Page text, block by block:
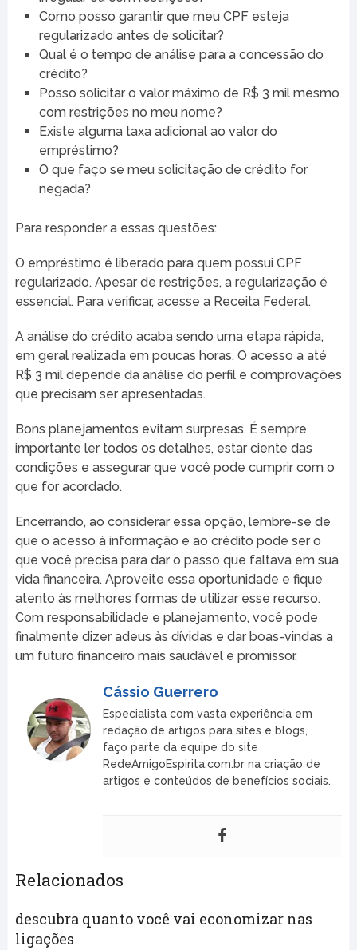
Como posso garantir que meu CPF esteja
regularizado antes de solicitar?
Qual é o tempo de análise para a concessão do
crédito?
Posso solicitar o valor máximo de R$ 3 mil mesmo
com restrições no meu nome?
Existe alguma taxa adicional ao valor do
empréstimo?
O que faço se meu solicitação de crédito for
negada?
Para responder a essas questões:
O empréstimo é liberado para quem possui CPF
regularizado. Apesar de restrições, a regularização é
essencial. Para verificar, acesse a Receita Federal.
A análise do crédito acaba sendo uma etapa rápida,
em geral realizada em poucas horas. O acesso a até
R$ 3 mil depende da análise do perfil e comprovações
que precisam ser apresentadas.
Bons planejamentos evitam surpresas. É sempre
importante ler todos os detalhes, estar ciente das
condições e assegurar que você pode cumprir com o
que for acordado.
Encerrando, ao considerar essa opção, lembre-se de
que o acesso à informação e ao crédito pode ser o
que você precisa para dar o passo que faltava em sua
vida financeira. Aproveite essa oportunidade e fique
atento às melhores formas de utilizar esse recurso.
Com responsabilidade e planejamento, você pode
finalmente dizer adeus às dívidas e dar boas-vindas a
um futuro financeiro mais saudável e promissor.
Cássio Guerrero
Especialista com vasta experiência em
redação de artigos para sites e blogs,
faço parte da equipe do site
RedeAmigoEspirita.com.br na criação de
artigos e conteúdos de benefícios sociais.
Relacionados
descubra quanto você vai economizar nas
ligações